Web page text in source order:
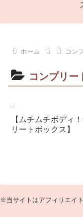
ホーム コン
コンプリー
【ムチムチボディ
リートボックス】
※当サイトはアフィリエイ